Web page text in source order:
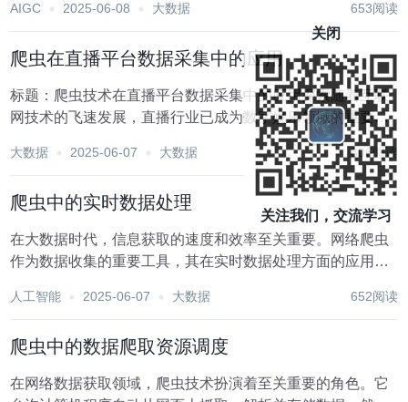
发者优化爬虫性能，实现快速、稳定的数据抓取。 1. 多线程
与异步IO多线程和异步IO是提高爬虫效率的经...
AIGC 2025-06-08 大数据 653阅读
爬虫在直播平台数据采集中的应用
标题：爬虫技术在直播平台数据采集中的应用探索随着互联
网技术的飞速发展，直播行业已成为数字娱乐领域的重要组
成部分，吸引了大量用户与资本的关注。直播平台不仅为人
们提供了即时互动、内容丰富的娱乐体验，也为企业和个人
创造了巨大的商业价值。在这一背景下，如何高效地收...
大数据 2025-06-07 大数据 806阅读
爬虫中的实时数据处理
在大数据时代，信息获取的速度和效率至关重要。网络爬虫
作为数据收集的重要工具，其在实时数据处理方面的应用尤
据，还需要对这些数据进行即时处理、分析和存储，以满足
人工智能 2025-06-07 大数据 652阅读
爬虫中的数据爬取资源调度
在网络数据获取领域，爬虫技术扮演着至关重要的角色。它
关闭
关注我们，交流学习